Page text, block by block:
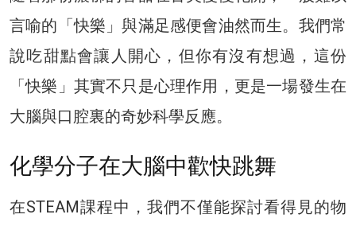
言喻的「快樂」與滿足感便會油然而生。我們常
說吃甜點會讓人開心，但你有沒有想過，這份
「快樂」其實不只是心理作用，更是一場發生在
大腦與口腔裏的奇妙科學反應。
化學分子在大腦中歡快跳舞
在STEAM課程中，我們不僅能探討看得見的物